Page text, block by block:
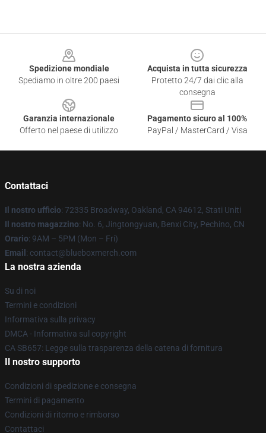
Spedizione mondiale
Spediamo in oltre 200 paesi
Acquista in tutta sicurezza
Protetto 24/7 dai clic alla
consegna
Garanzia internazionale
Offerto nel paese di utilizzo
Pagamento sicuro al 100%
PayPal / MasterCard / Visa
Contattaci
Il nostro ufficio: 72335 Broadway, Oakland, CA 94612, Stati Uniti
Il nostro magazzino: No. 6, Jingtongyuan, Benxi City, Pechino, CN
Orario: 9AM – 5PM (Mon – Fri)
Email : contact@blueboxmerch.com
La nostra azienda
Su di noi
Termini e condizioni
Informativa sulla privacy
DMCA - Informativa sul copyright
CA SB657: Legge sulla trasparenza della catena di fornitura
Il nostro supporto
Condizioni di spedizione e consegna
Termini di pagamento
Condizioni di ritorno e rimborso
Contattaci